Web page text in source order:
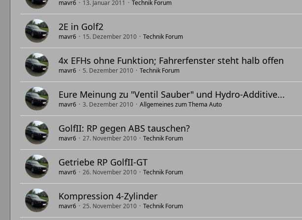
mavr6 13. Januar 2011 Technik Forum
2E in Golf2
mavr6 15. Dezember 2010 Technik Forum
4x EFHs ohne Funktion; Fahrerfenster steht halb offen
mavr6 5. Dezember 2010 Technik Forum
Eure Meinung zu "Ventil Sauber" und Hydro-Additive...
mavr6 3. Dezember 2010 Allgemeines zum Thema Auto
GolfII: RP gegen ABS tauschen?
mavr6 27. November 2010 Technik Forum
Getriebe RP GolfII-GT
mavr6 26. November 2010 Technik Forum
Kompression 4-Zylinder
mavr6 25. November 2010 Technik Forum